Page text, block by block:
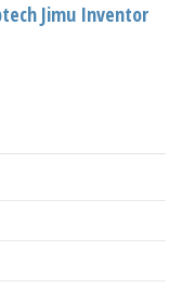
Jimu Inventor